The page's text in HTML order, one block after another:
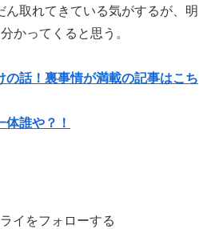
ん取れてきている気がするが、明
かってくると思う。
話！裏事情が満載の記事はこち
誰や？！
イをフォローする